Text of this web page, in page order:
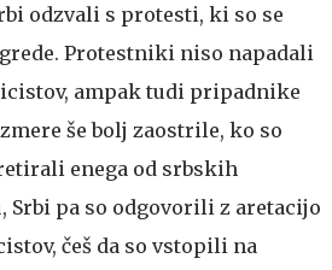
odzvali s protesti, ki so se
Protestniki niso napadali
ampak tudi pripadnike
še bolj zaostrile, ko so
enega od srbskih
Srbi pa so odgovorili z aretacijo
češ da so vstopili na